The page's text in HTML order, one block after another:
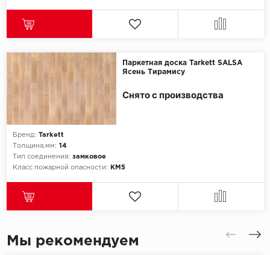
Паркетная доска Tarkett SALSA
Ясень Тирамису
Бренд: Tarkett
Толщина,мм: 14
Тип соединения: замковое
Класс пожарной опасности:
КМ5
Снято с производства
Мы рекомендуем